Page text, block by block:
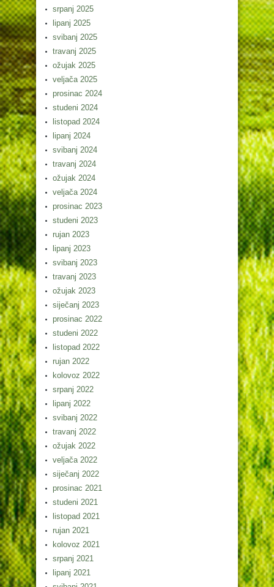
srpanj 2025
lipanj 2025
svibanj 2025
travanj 2025
ožujak 2025
veljača 2025
prosinac 2024
studeni 2024
listopad 2024
lipanj 2024
svibanj 2024
travanj 2024
ožujak 2024
veljača 2024
prosinac 2023
studeni 2023
rujan 2023
lipanj 2023
svibanj 2023
travanj 2023
ožujak 2023
siječanj 2023
prosinac 2022
studeni 2022
listopad 2022
rujan 2022
kolovoz 2022
srpanj 2022
lipanj 2022
svibanj 2022
travanj 2022
ožujak 2022
veljača 2022
siječanj 2022
prosinac 2021
studeni 2021
listopad 2021
rujan 2021
kolovoz 2021
srpanj 2021
lipanj 2021